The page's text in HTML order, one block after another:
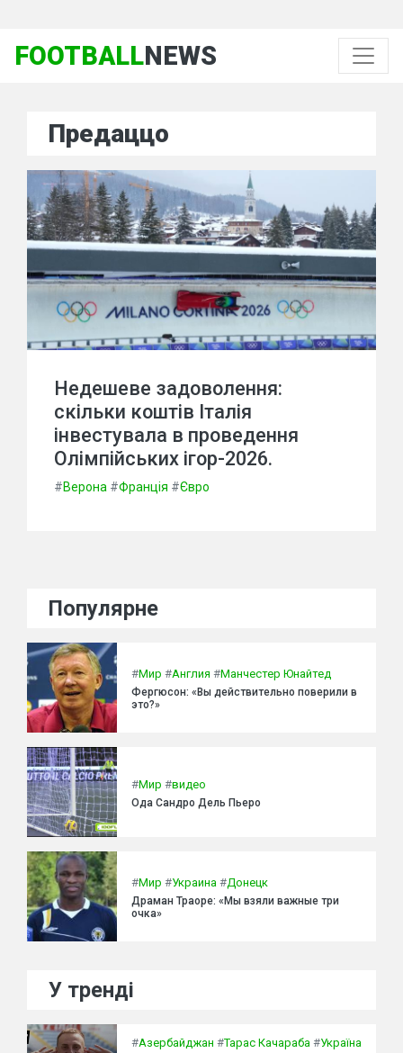
FOOTBALLNEWS
Предаццо
Недешеве задоволення:
скільки коштів Італія
інвестувала в проведення
Олімпійських ігор-2026.
#Верона #Франція #Євро
Популярне
#Мир #Англия #Манчестер Юнайтед
Фергюсон: «Вы действительно поверили в
это?»
#Мир #видео
Ода Сандро Дель Пьеро
#Мир #Украина #Донецк
Драман Траоре: «Мы взяли важные три
очка»
У тренді
#Азербайджан #Тарас Качараба #Україна